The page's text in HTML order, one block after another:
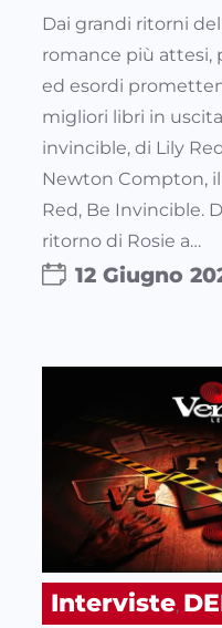
Dai grandi ritorni
romance più attesi,
ed esordi
migliori libri in
invincible, di Lily
Newton Compton,
Red, Be Invincible.
ritorno di Rosie a…
12 Giugno
Interviste,